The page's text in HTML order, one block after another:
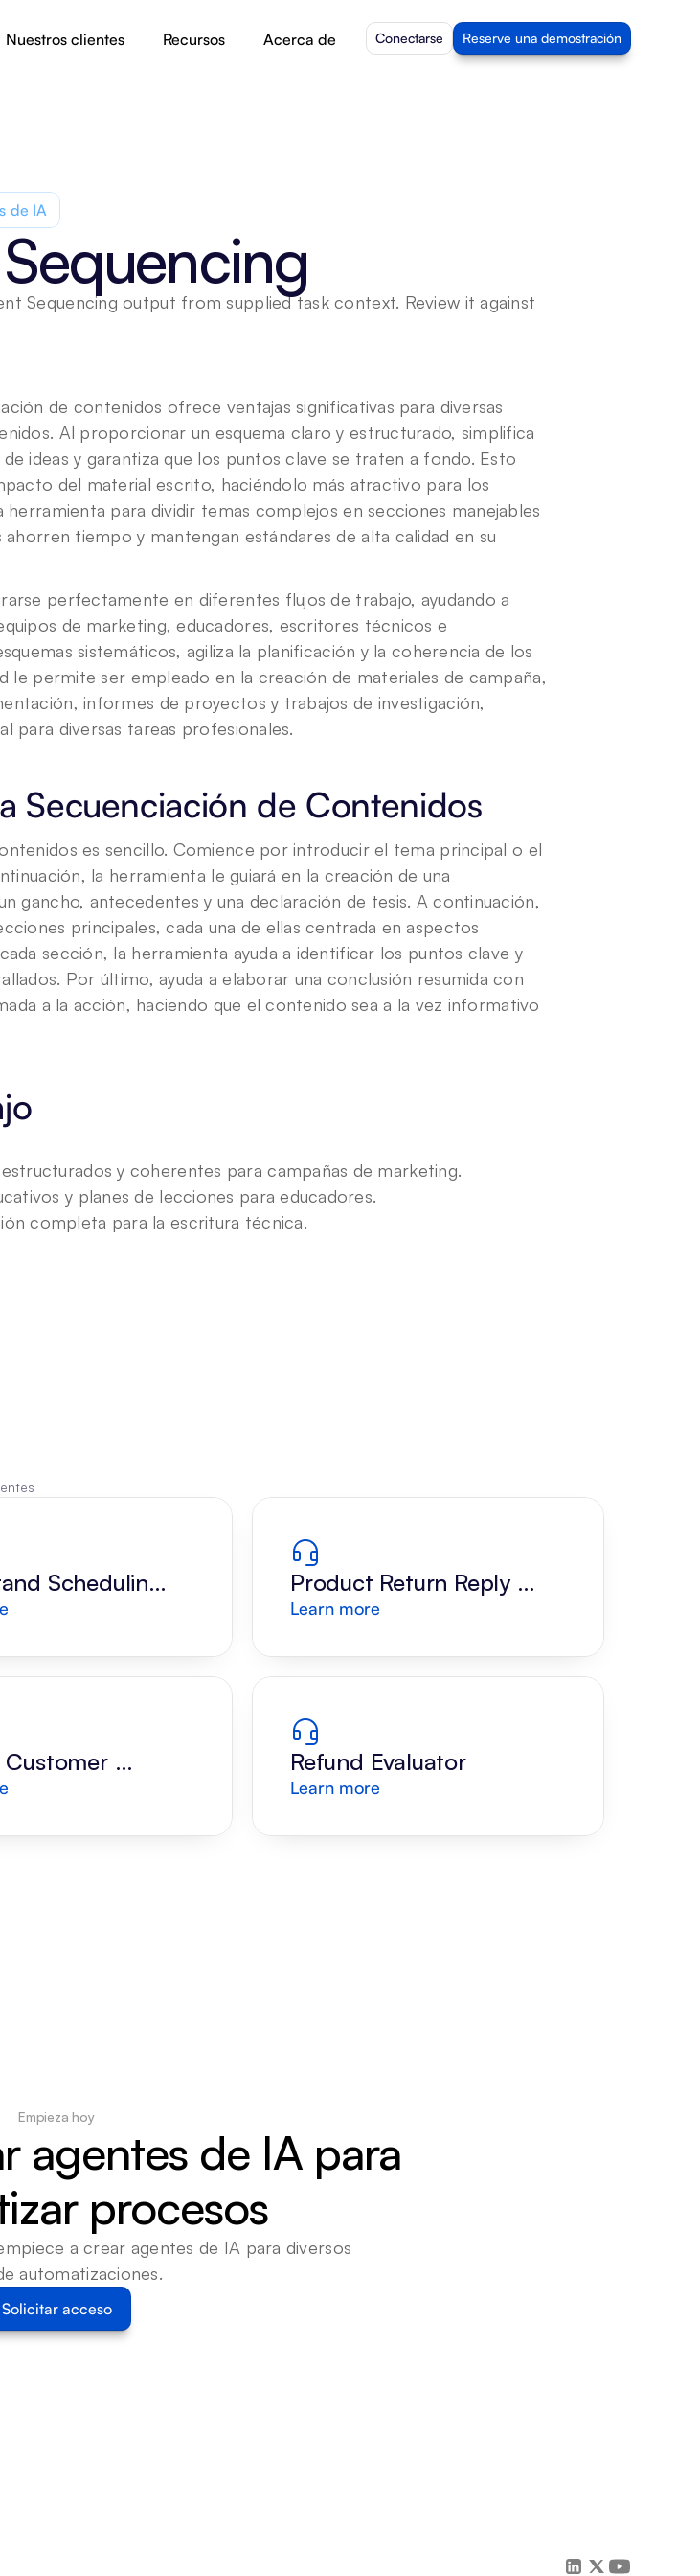
Nuestros clientes Recursos Acerca de Conectarse Reserve una demostración
de IA
Sequencing output from supplied task context. Review it against
de contenidos ofrece ventajas significativas para diversas
Al proporcionar un esquema claro y estructurado, simplifica
ideas y garantiza que los puntos clave se traten a fondo. Esto
del material escrito, haciéndolo más atractivo para los
herramienta para dividir temas complejos en secciones manejables
tiempo y mantengan estándares de alta calidad en su
perfectamente en diferentes flujos de trabajo, ayudando a
de marketing, educadores, escritores técnicos e
sistemáticos, agiliza la planificación y la coherencia de los
le permite ser empleado en la creación de materiales de campaña,
informes de proyectos y trabajos de investigación,
para diversas tareas profesionales.
Secuenciación de Contenidos
es sencillo. Comience por introducir el tema principal o el
la herramienta le guiará en la creación de una
gancho, antecedentes y una declaración de tesis. A continuación,
principales, cada una de ellas centrada en aspectos
sección, la herramienta ayuda a identificar los puntos clave y
Por último, ayuda a elaborar una conclusión resumida con
a la acción, haciendo que el contenido sea a la vez informativo
y coherentes para campañas de marketing.
y planes de lecciones para educadores.
completa para la escritura técnica.
Scheduling
Product Return Reply
Draft
Learn more
Customer
Refund Evaluator
Learn more
Empieza hoy
agentes de IA para
procesos
a crear agentes de IA para diversos
automatizaciones.
Solicitar acceso